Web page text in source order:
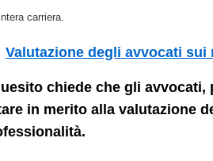
carriera.
Valutazione degli avvocati sui
chiede che gli
in merito alla valutazione